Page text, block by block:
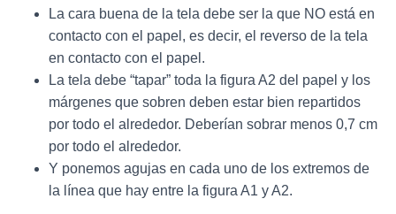
La cara buena de la tela debe ser la que NO está en
contacto con el papel, es decir, el reverso de la tela
en contacto con el papel.
La tela debe “tapar” toda la figura A2 del papel y los
márgenes que sobren deben estar bien repartidos
por todo el alrededor. Deberían sobrar menos 0,7 cm
por todo el alrededor.
Y ponemos agujas en cada uno de los extremos de
la línea que hay entre la figura A1 y A2.